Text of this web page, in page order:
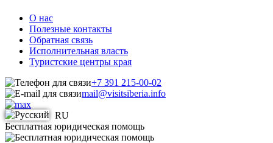
О нас
Полезные контакты
Обратная связь
Исполнительная власть
Туристские центры края
+7 391 215-00-02
mail@visitsiberia.info
RU
Бесплатная юридическая помощь